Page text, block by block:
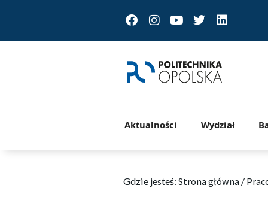
FacebookInstagram
Youtube
TwitterLinkedin
Aktualności Wydział
Gdzie jesteś: Strona główna /